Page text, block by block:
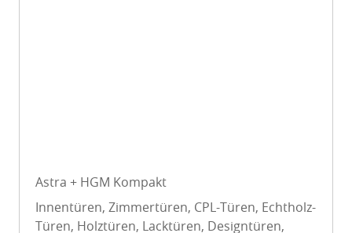
Astra + HGM Kompakt
Innentüren, Zimmertüren, CPL-Türen, Echtholz-
Türen, Holztüren, Lacktüren, Designtüren,